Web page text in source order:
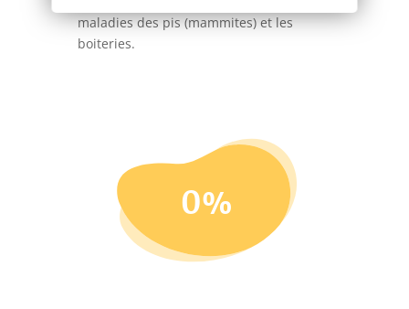
maladies des pis (mammites) et les
boiteries.
0%